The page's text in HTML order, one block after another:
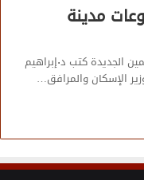
مدينة
نائب وزير الإسكان يتفقد مشروعات مدينة العلمين الجديدة كتب د٠إبراهيم
الإسكان والمرافق…